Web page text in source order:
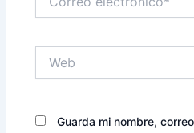
electrónico*
Guarda mi nombre,